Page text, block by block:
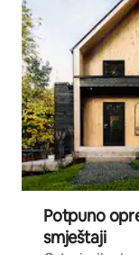
Potpuno
smještaji